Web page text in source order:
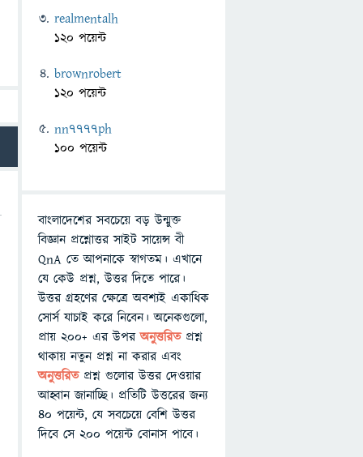
realmentalh
120 পয়েন্ট
brownrobert
120 পয়েন্ট
nn7777ph
100 পয়েন্ট
বাংলাদেশের সবচেয়ে বড় উন্মুক্ত
বিজ্ঞান প্রশ্নোত্তর সাইট সায়েন্স বী
QnA তে আপনাকে স্বাগতম। এখানে
যে কেউ প্রশ্ন, উত্তর দিতে পারে।
উত্তর গ্রহণের ক্ষেত্রে অবশ্যই একাধিক
সোর্স যাচাই করে নিবেন। অনেকগুলো,
প্রায় ২০০+ এর উপরঅনুত্তরিতপ্রশ্ন
থাকায় নতুন প্রশ্ন না করার এবং
অনুত্তরিত প্রশ্ন গুলোর উত্তর দেওয়ার
আহ্বান জানাচ্ছি। প্রতিটি উত্তরের জন্য
৪০ পয়েন্ট, যে সবচেয়ে বেশি উত্তর
দিবে সে ২০০ পয়েন্ট বোনাস পাবে।